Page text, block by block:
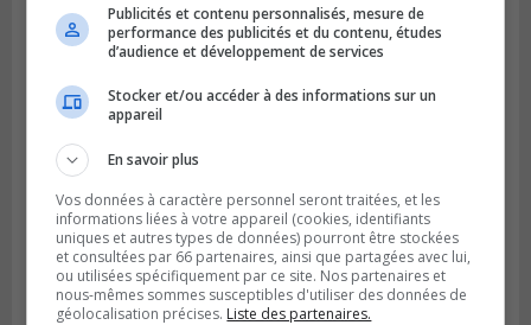
Publié le 6 août 2026 à 11h58
Des jeunes ciblent la Montérégie pour
le Défi écrou de roue
Publicités et contenu personnalisés, mesure de
performance des publicités et du contenu, études
d’audience et développement de services
Stocker et/ou accéder à des informations sur un
appareil
En savoir plus
Vos données à caractère personnel seront traitées, et les
informations liées à votre appareil (cookies, identifiants
uniques et autres types de données) pourront être stockées
et consultées par 66 partenaires, ainsi que partagées avec lui,
ou utilisées spécifiquement par ce site. Nos partenaires et
nous-mêmes sommes susceptibles d'utiliser des données de
géolocalisation précises. Liste des partenaires.